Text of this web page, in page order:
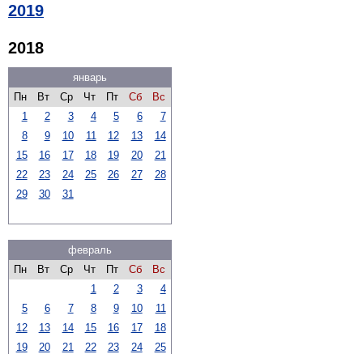
2019
2018
январь
Пн
Вт Ср Чт Пт Сб
Вс
1
2 3 4 5 6
7
8
9 10 11 12 13
14
15
16 17 18 19 20
21
22
23 24 25 26 27
28
29
30 31
февраль
Пн
Вт Ср Чт Пт Сб
Вс
1
2 3
4
5
6 7 8 9 10
11
12
13 14 15 16 17
18
19
20 21 22 23 24
25